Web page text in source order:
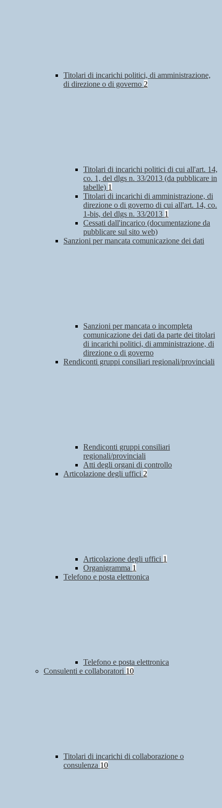
Titolari di incarichi politici, di amministrazione,
di direzione o di governo 2
Titolari di incarichi politici di cui all'art. 14,
co. 1, del dlgs n. 33/2013 (da pubblicare in
tabelle) 1
Titolari di incarichi di amministrazione, di
direzione o di governo di cui all'art. 14, co.
1-bis, del dlgs n. 33/2013 1
Cessati dall'incarico (documentazione da
pubblicare sul sito web)
Sanzioni per mancata comunicazione dei dati
Sanzioni per mancata o incompleta
comunicazione dei dati da parte dei titolari
di incarichi politici, di amministrazione, di
direzione o di governo
Rendiconti gruppi consiliari regionali/provinciali
Rendiconti gruppi consiliari
regionali/provinciali
Atti degli organi di controllo
Articolazione degli uffici 2
Articolazione degli uffici 1
Organigramma 1
Telefono e posta elettronica
Telefono e posta elettronica
Consulenti e collaboratori 10
Titolari di incarichi di collaborazione o
consulenza 10